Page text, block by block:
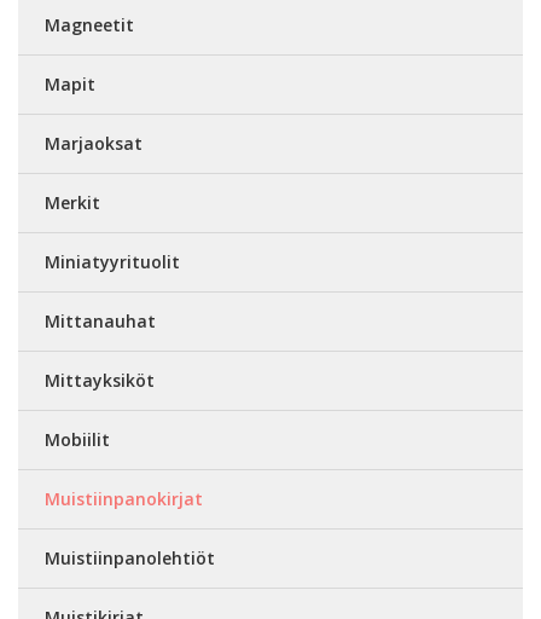
Magneetit
Mapit
Marjaoksat
Merkit
Miniatyyrituolit
Mittanauhat
Mittayksiköt
Mobiilit
Muistiinpanokirjat
Muistiinpanolehtiöt